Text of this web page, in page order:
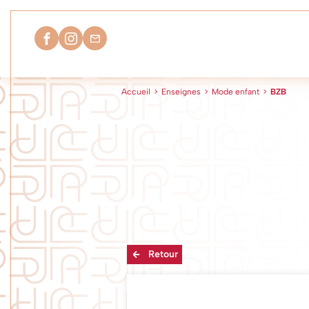
Accueil > Enseignes > Mode enfant > BZB
Retour